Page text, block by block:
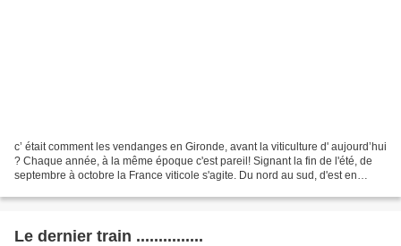
c’ était comment les vendanges en Gironde, avant la viticulture d' aujourd’hui
? Chaque année, à la même époque c'est pareil! Signant la fin de l'été, de
septembre à octobre la France viticole s'agite. Du nord au sud, d'est en
Le dernier train ...............